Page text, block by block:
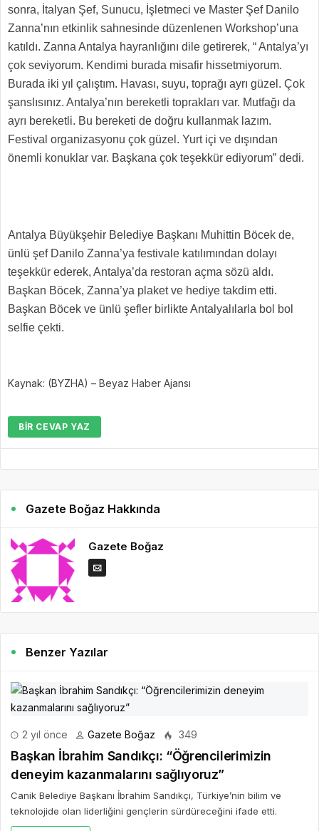
sonra, İtalyan Şef, Sunucu, İşletmeci ve Master Şef Danilo
Zanna’nın etkinlik sahnesinde düzenlenen Workshop’una
katıldı. Zanna Antalya hayranlığını dile getirerek, “ Antalya’yı
çok seviyorum. Kendimi burada misafir hissetmiyorum.
Burada iki yıl çalıştım. Havası, suyu, toprağı ayrı güzel. Çok
şanslısınız. Antalya’nın bereketli toprakları var. Mutfağı da
ayrı bereketli. Bu bereketi de doğru kullanmak lazım.
Festival organizasyonu çok güzel. Yurt içi ve dışından
önemli konuklar var. Başkana çok teşekkür ediyorum” dedi.
Antalya Büyükşehir Belediye Başkanı Muhittin Böcek de,
ünlü şef Danilo Zanna’ya festivale katılımından dolayı
teşekkür ederek, Antalya’da restoran açma sözü aldı.
Başkan Böcek, Zanna’ya plaket ve hediye takdim etti.
Başkan Böcek ve ünlü şefler birlikte Antalyalılarla bol bol
selfie çekti.
Kaynak: (BYZHA) – Beyaz Haber Ajansı
BIR CEVAP YAZ
Gazete Boğaz Hakkında
Gazete Boğaz
Benzer Yazılar
2 yıl önce Gazete Boğaz 349
Başkan İbrahim Sandıkçı: “Öğrencilerimizin
deneyim kazanmalarını sağlıyoruz”
Canik Belediye Başkanı İbrahim Sandıkçı, Türkiye’nin bilim ve
teknolojide olan liderliğini gençlerin sürdüreceğini ifade etti.